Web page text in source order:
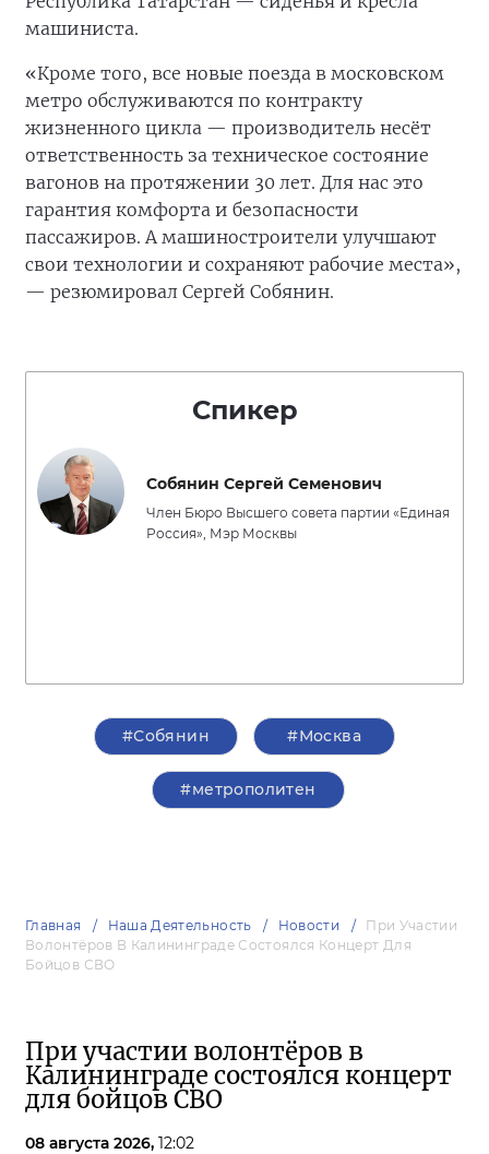
машиниста.
«Кроме того, все новые поезда в московском
метро обслуживаются по контракту
жизненного цикла — производитель несёт
ответственность за техническое состояние
вагонов на протяжении 30 лет. Для нас это
гарантия комфорта и безопасности
пассажиров. А машиностроители улучшают
свои технологии и сохраняют рабочие места»,
— резюмировал Сергей Собянин.
Спикер
Собянин Сергей Семенович
Член Бюро Высшего совета партии «Единая
Россия», Мэр Москвы
#Собянин #Москва
#метрополитен
Главная Наша Деятельность Новости
При Участии
Волонтёров В Калининграде Состоялся Концерт Для
Бойцов СВО
При участии волонтёров в
Калининграде состоялся концерт
для бойцов СВО
08 августа 2026, 12:02